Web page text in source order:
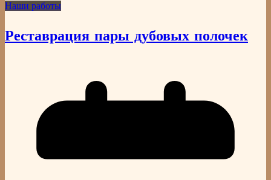
Наши работы
Реставрация пары дубовых полочек